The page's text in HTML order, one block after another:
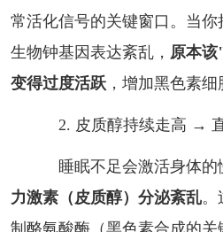
常活化信号的关键窗口。当你
生物钟基因表达紊乱， 原本
变得过度活跃，增加黑色素细
2. 皮质醇持续走高 → 直
睡眠不足会激活身体的
力激素（皮质醇）分泌紊乱。
制酪氨酸酶（黑色素合成的